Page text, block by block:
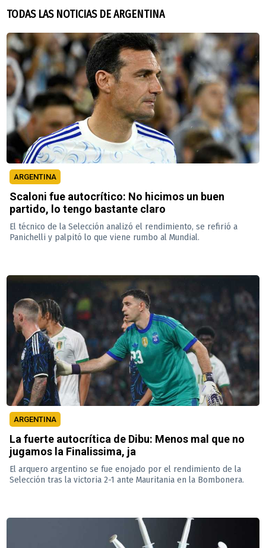
TODAS LAS NOTICIAS DE ARGENTINA
ARGENTINA
Scaloni fue autocrítico: No hicimos un buen
partido, lo tengo bastante claro
El técnico de la Selección analizó el rendimiento, se refirió a
Panichelli y palpitó lo que viene rumbo al Mundial.
ARGENTINA
La fuerte autocrítica de Dibu: Menos mal que no
jugamos la Finalissima, ja
El arquero argentino se fue enojado por el rendimiento de la
Selección tras la victoria 2-1 ante Mauritania en la Bombonera.